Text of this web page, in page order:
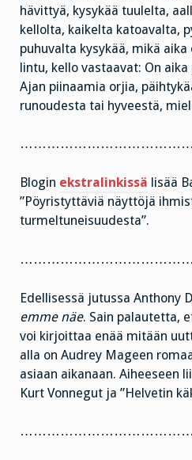
hävittyä, kysykää tuulelta,
kellolta, kaikelta katoavalta,
puhuvalta kysykää, mikä
lintu, kello vastaavat: On
Ajan piinaamia orjia,
runoudesta tai hyveestä,
Blogin ekstralinkissä lisää
”Pöyristyttäviä näyttöjä
turmeltuneisuudesta”.
Edellisessä jutussa Anthony
emme näe. Sain palautetta,
voi kirjoittaa enää mitään
alla on Audrey Mageen
asiaan aikanaan. Aiheeseen
Kurt Vonnegut ja ”Helvetin